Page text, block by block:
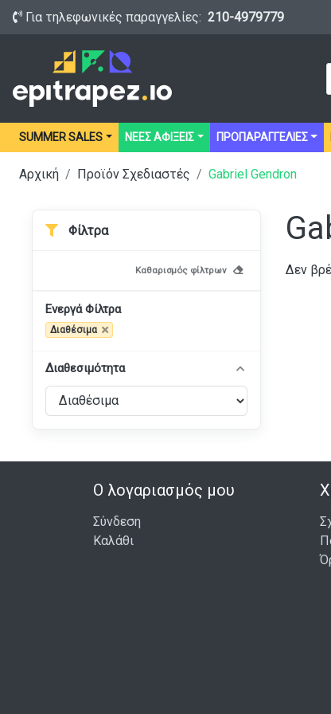
Για τηλεφωνικές παραγγελίες: 210-4979779
SUMMER SALES ΝΕΕΣ ΑΦΙΞΕΙΣ ΠΡΟΠΑΡΑΓΓΕΛΙΕΣ
Αρχική Προϊόν Σχεδιαστές Gabriel Gendron
Δεν
Φίλτρα
Καθαρισμός φίλτρων
Ενεργά Φίλτρα
Διαθέσιμα
Διαθεσιμότητα
Ο λογαριασμός μου
Σύνδεση
Καλάθι